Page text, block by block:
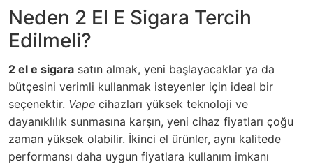
Neden 2 El E Sigara Tercih
Edilmeli?
2 el e sigara satın almak, yeni başlayacaklar ya da
bütçesini verimli kullanmak isteyenler için ideal bir
seçenektir. Vape cihazları yüksek teknoloji ve
dayanıklılık sunmasına karşın, yeni cihaz fiyatları çoğu
zaman yüksek olabilir. İkinci el ürünler, aynı kalitede
performansı daha uygun fiyatlara kullanım imkanı